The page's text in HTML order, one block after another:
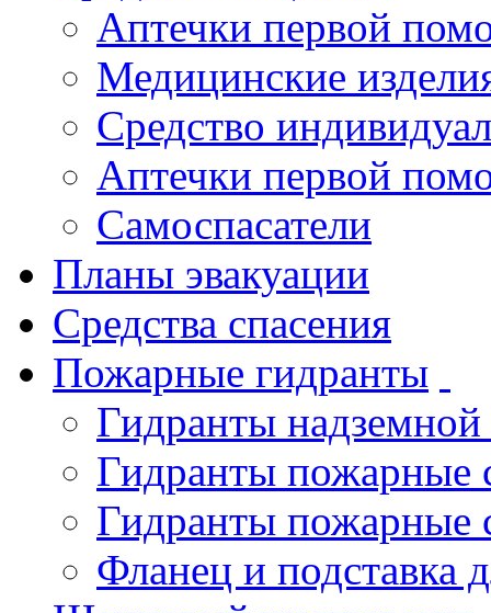
Аптечки первой
Медицинские
Средство
Аптечки первой
Самоспасатели
Планы эвакуации
Средства спасения
Пожарные гидранты
Гидранты
Гидранты пожарные
Гидранты пожарные
Фланец и подставка